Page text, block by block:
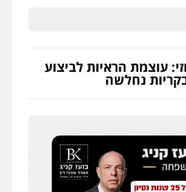
עוצמת הראיות לביצוע
נחלשה